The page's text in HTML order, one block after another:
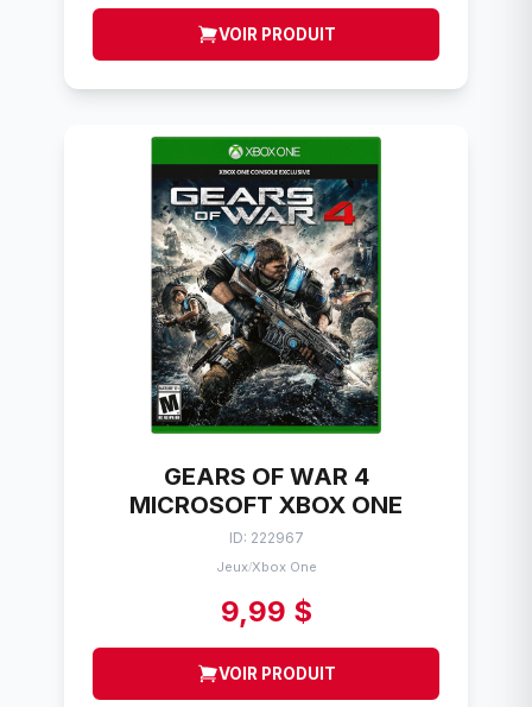
VOIR PRODUIT
GEARS OF WAR 4
MICROSOFT XBOX ONE
ID: 222967
Jeux/Xbox One
9,99 $
VOIR PRODUIT